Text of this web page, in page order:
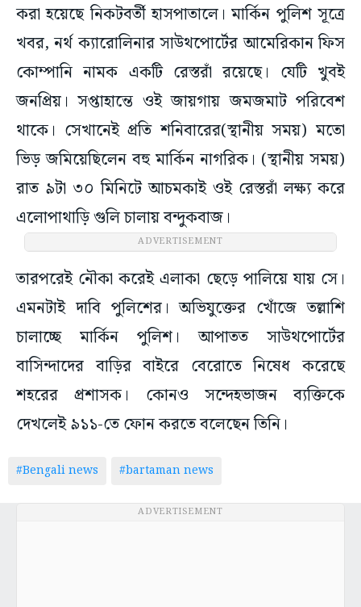
করা হয়েছে নিকটবর্তী হাসপাতালে। মার্কিন পুলিশ সূত্রে
খবর, নর্থ ক্যারোলিনার সাউথপোর্টের আমেরিকান ফিস
কোম্পানি নামক একটি রেস্তরাঁ রয়েছে। যেটি খুবই
জনপ্রিয়। সপ্তাহান্তে ওই জায়গায় জমজমাট পরিবেশ
থাকে। সেখানেই প্রতি শনিবারের(স্থানীয় সময়) মতো
ভিড় জমিয়েছিলেন বহু মার্কিন নাগরিক। (স্থানীয় সময়)
রাত ৯টা ৩০ মিনিটে আচমকাই ওই রেস্তরাঁ লক্ষ্য করে
এলোপাথাড়ি গুলি চালায় বন্দুকবাজ।
ADVERTISEMENT
তারপরেই নৌকা করেই এলাকা ছেড়ে পালিয়ে যায় সে।
এমনটাই দাবি পুলিশের। অভিযুক্তের খোঁজে তল্লাশি
চালাচ্ছে মার্কিন পুলিশ। আপাতত সাউথপোর্টের
বাসিন্দাদের বাড়ির বাইরে বেরোতে নিষেধ করেছে
শহরের প্রশাসক। কোনও সন্দেহভাজন ব্যক্তিকে
দেখলেই ৯১১-তে ফোন করতে বলেছেন তিনি।
#Bengali news #bartaman news
ADVERTISEMENT